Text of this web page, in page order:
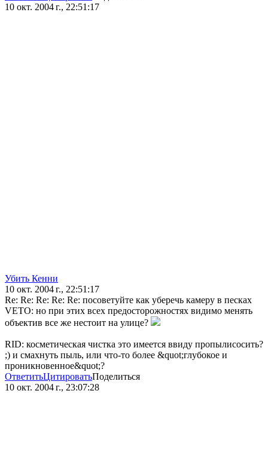
10 окт. 2004 г., 22:51:17
Убить Кенни
10 окт. 2004 г., 22:51:17
Re: Re: Re: Re: Re: посоветуйте как уберечь камеру в песках
VETO: но при этих всех предосторожностях видимо менять
объектив все же нестоит на улице?
RID: косметическая чистка это имеется ввиду пропылисосить?
;) и смахнуть пыль, или что-то более &quot;глубокое и
проникновенное&quot;?
ОтветитьЦитироватьПоделиться
10 окт. 2004 г., 23:07:28